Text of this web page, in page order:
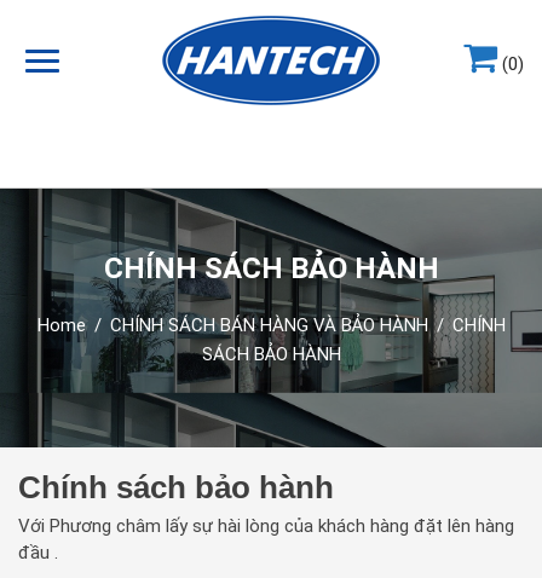
(0)
CHÍNH SÁCH BẢO HÀNH
Home / CHÍNH SÁCH BÁN HÀNG VÀ BẢO HÀNH / CHÍNH
SÁCH BẢO HÀNH
Chính sách bảo hành
Với Phương châm lấy sự hài lòng của khách hàng đặt lên hàng
đầu .